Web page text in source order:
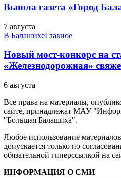
Вышла газета «Город
7 августа
В БалашихеГлавное
Новый мост-конкорс на
«Железнодорожная»
6 августа
Все права на материалы,
сайте, принадлежат МАУ
"Большая Балашиха".
Любое использование
допускается только по
обязательной гиперссылкой на
ИНФОРМАЦИЯ О СМИ